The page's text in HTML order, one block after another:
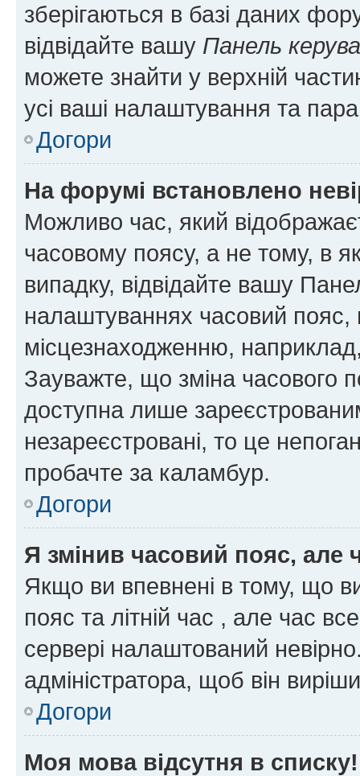
зберігаються в базі даних
відвідайте вашу Панель
можете знайти у верхній
усі ваші налаштування та
Догори
На форумі встановлено
Можливо час, який
часовому поясу, а не тому, в
випадку, відвідайте вашу
налаштуваннях часовий пояс,
місцезнаходженню,
Зауважте, що зміна часового
доступна лише
незареєстровані, то це
пробачте за каламбур.
Догори
Я змінив часовий пояс, але
Якщо ви впевнені в тому, що
пояс та літній час , але час
сервері налаштований
адміністратора, щоб він
Догори
Моя мова відсутня в списку!